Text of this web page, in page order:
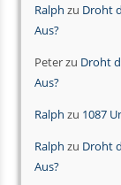
Ralph zu Droht
Aus?
Peterzu Droht
Aus?
Ralph zu 1087
Ralph zu Droht
Aus?